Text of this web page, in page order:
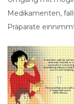
Medikamenten,
Präparate